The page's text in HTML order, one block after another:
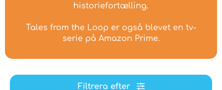
historiefortælling.
Tales from the Loop er også blevet en tv-
serie på Amazon Prime.
Filtrera efter